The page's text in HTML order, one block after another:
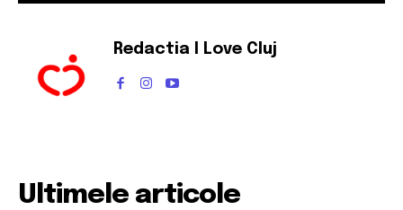
Redactia I Love Cluj
Ultimele articole